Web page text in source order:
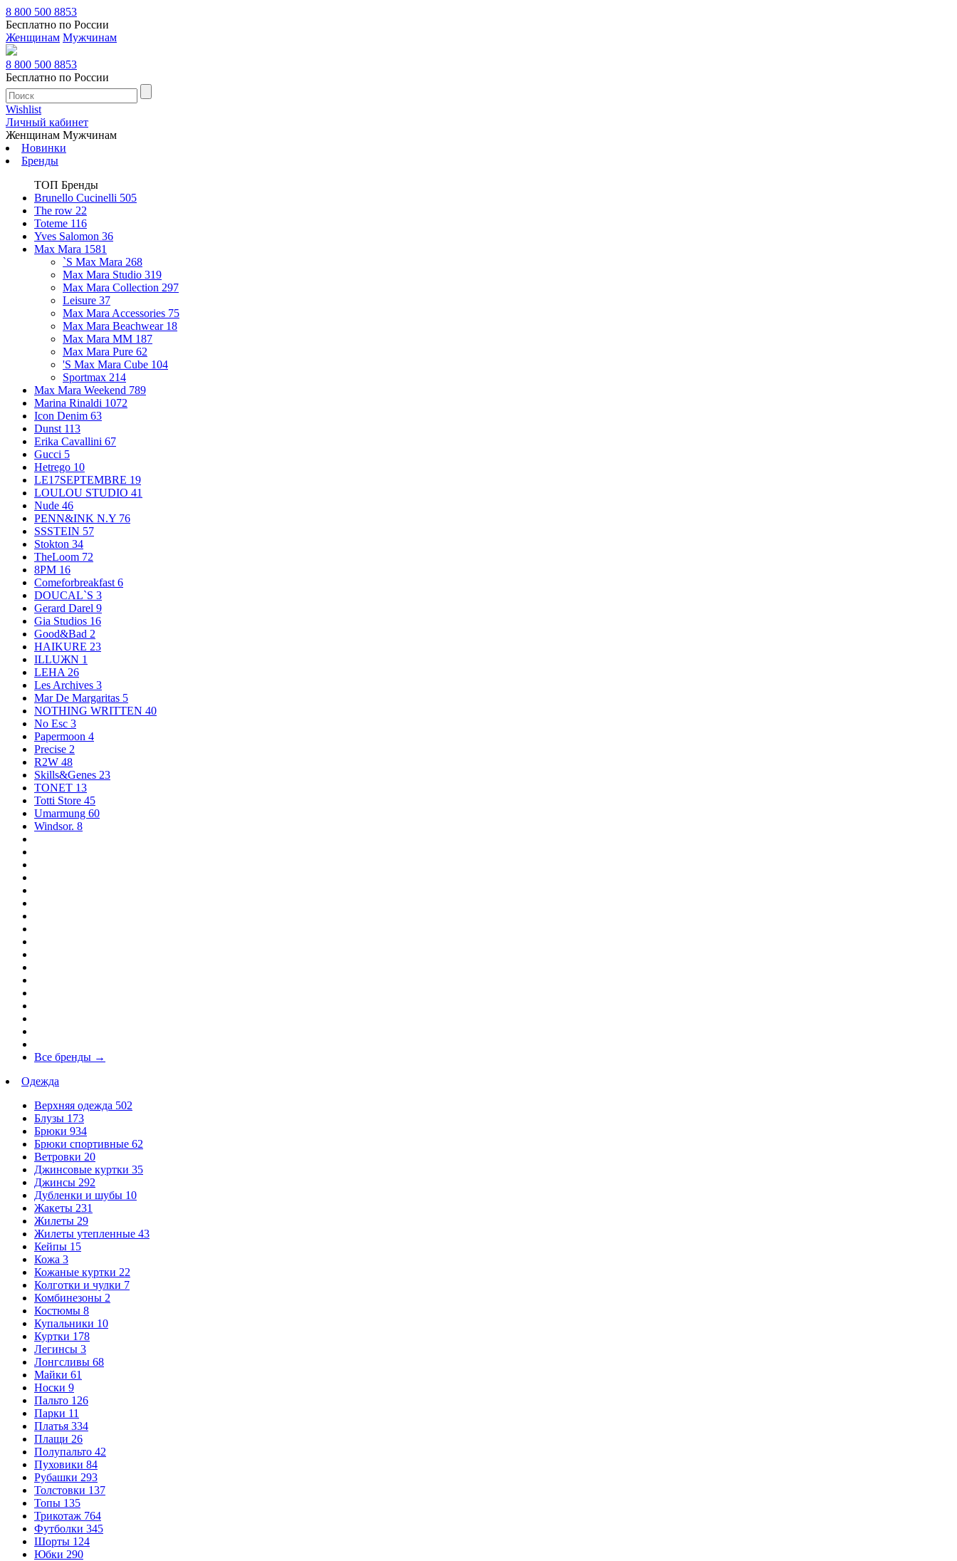
8 800 500 8853
Бесплатно по России
Женщинам Мужчинам
8 800 500 8853
Бесплатно по России
Wishlist
Личный кабинет
Женщинам Мужчинам
Новинки
Бренды
ТОП Бренды
Brunello Cucinelli 505
The row 22
Toteme 116
Yves Salomon 36
Max Mara 1581
`S Max Mara 268
Max Mara Studio 319
Max Mara Collection 297
Leisure 37
Max Mara Accessories 75
Max Mara Beachwear 18
Max Mara MM 187
Max Mara Pure 62
'S Max Mara Cube 104
Sportmax 214
Max Mara Weekend 789
Marina Rinaldi 1072
Icon Denim 63
Dunst 113
Erika Cavallini 67
Gucci 5
Hetrego 10
LE17SEPTEMBRE 19
LOULOU STUDIO 41
Nude 46
PENN&INK N.Y 76
SSSTEIN 57
Stokton 34
TheLoom 72
8PM 16
Comeforbreakfast 6
DOUCAL`S 3
Gerard Darel 9
Gia Studios 16
Good&Bad 2
HAIKURE 23
ILLUЖN 1
LEHA 26
Les Archives 3
Mar De Margaritas 5
NOTHING WRITTEN 40
No Esc 3
Papermoon 4
Precise 2
R2W 48
Skills&Genes 23
TONET 13
Totti Store 45
Umarmung 60
Windsor. 8
Все бренды →
Одежда
Верхняя одежда 502
Блузы 173
Брюки 934
Брюки спортивные 62
Ветровки 20
Джинсовые куртки 35
Джинсы 292
Дубленки и шубы 10
Жакеты 231
Жилеты 29
Жилеты утепленные 43
Кейпы 15
Кожа 3
Кожаные куртки 22
Колготки и чулки 7
Комбинезоны 2
Костюмы 8
Купальники 10
Куртки 178
Легинсы 3
Лонгсливы 68
Майки 61
Носки 9
Пальто 126
Парки 11
Платья 334
Плащи 26
Полупальто 42
Пуховики 84
Рубашки 293
Толстовки 137
Топы 135
Трикотаж 764
Футболки 345
Шорты 124
Юбки 290